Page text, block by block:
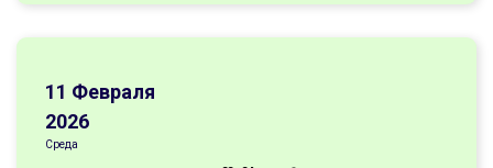
11 Февраля
2026
Среда